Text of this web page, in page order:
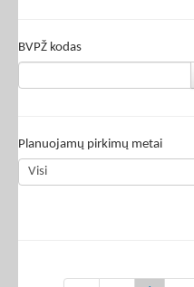
BVPŽ kodas
Planuojamų pirkimų metai